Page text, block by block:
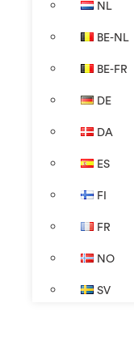
NL
BE-NL
BE-FR
DE
DA
ES
FI
FR
NO
SV